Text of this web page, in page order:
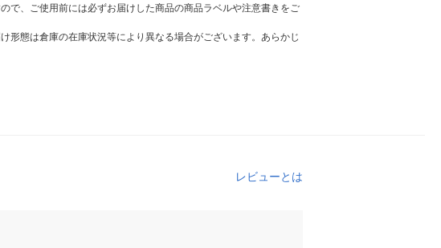
で、ご使用前には必ずお届けした商品の商品ラベルや注意書きをご
形態は倉庫の在庫状況等により異なる場合がございます。あらかじ
レビューとは